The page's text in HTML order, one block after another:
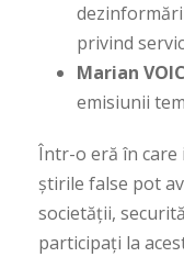
privind
Marian
emisiunii
Într-o eră în care
știrile false pot
societății,
participați la